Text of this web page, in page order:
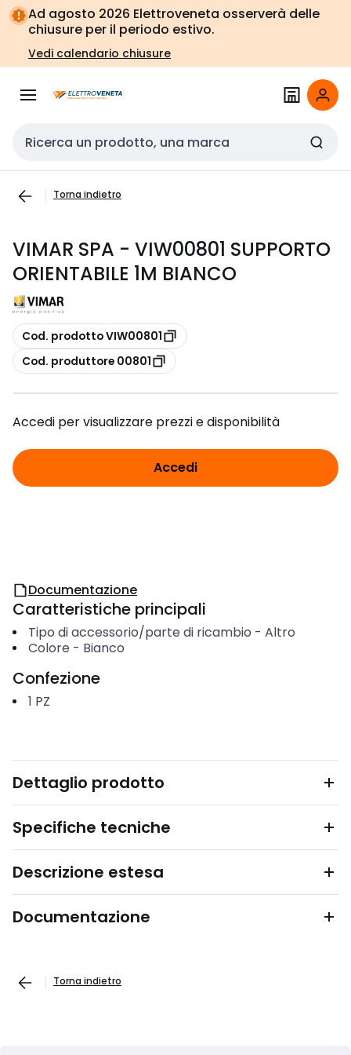
Vai alla
navigazione
Vai
alla
pagina
Ad agosto 2026 Elettroveneta osserverà delle
chiusure per il periodo estivo.
Vedi calendario chiusure
Cerca input
Torna indietro
VIMAR SPA - VIW00801 SUPPORTO
ORIENTABILE 1M BIANCO
copia
Cod. prodotto VIW00801
copia
Cod. produttore 00801
Accedi per visualizzare prezzi e disponibilità
Accedi
Documentazione
Caratteristiche principali
Tipo di accessorio/parte di ricambio - Altro
Colore - Bianco
Confezione
1 PZ
Dettaglio prodotto
Specifiche tecniche
Descrizione estesa
Documentazione
Torna indietro